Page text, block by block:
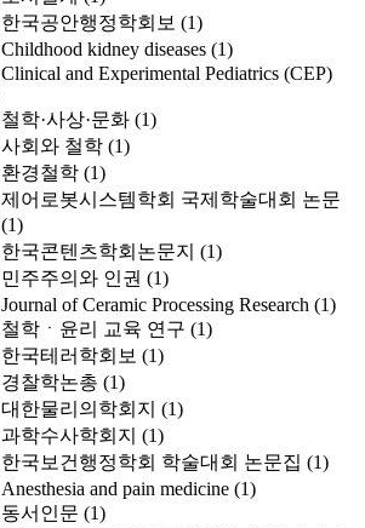
한국공안행정학회보 (1)
Childhood kidney diseases (1)
Clinical and Experimental Pediatrics (CEP)
철학·사상·문화 (1)
사회와 철학 (1)
환경철학 (1)
제어로봇시스템학회 국제학술대회 논문
(1)
한국콘텐츠학회논문지 (1)
민주주의와 인권 (1)
Journal of Ceramic Processing Research (1)
철학ㆍ윤리 교육 연구 (1)
한국테러학회보 (1)
경찰학논총 (1)
대한물리의학회지 (1)
과학수사학회지 (1)
한국보건행정학회 학술대회 논문집 (1)
Anesthesia and pain medicine (1)
동서인문 (1)